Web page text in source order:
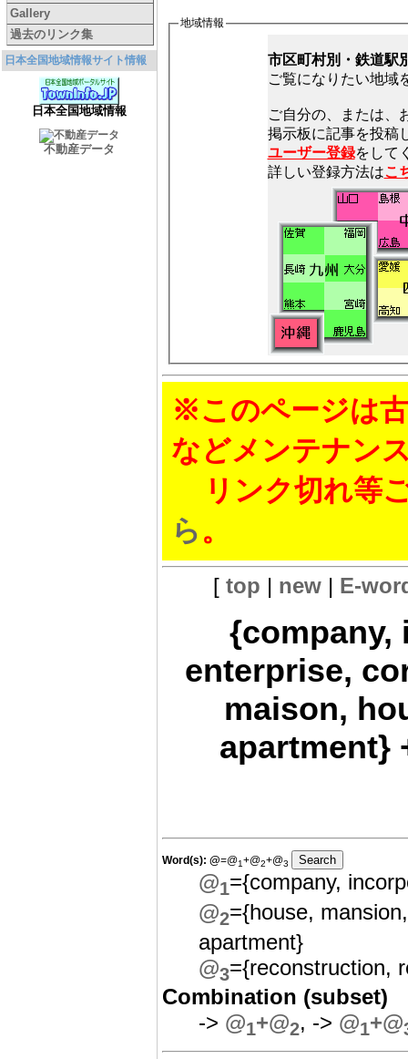
Gallery
過去のリンク集
日本全国地域情報サイト情報
日本全国地域情報
不動産データ
地域情報
市区町村別・鉄道駅
ご覧になりたい地域
ご自分の、または、
ユーザー登録をして
詳しい登録方法はこ
※このページは
などメンテナン
リンク切れ等
ら。
[ top | new| E-
{company,
enterprise,
maison,
apartment}
Word(s): @=@1+@2+@3
@1={company,
@2={house,
apartment}
@3={reconstruction,
Combination (subset)
-> @1+@2, -> @1+@